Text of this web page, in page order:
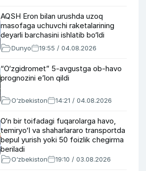
AQSH Eron bilan urushda uzoq
masofaga uchuvchi raketalarining
deyarli barchasini ishlatib bo‘ldi
Dunyo 19:55 / 04.08.2026
“O‘zgidromet” 5-avgustga ob-havo
prognozini e’lon qildi
O‘zbekiston 14:21 / 04.08.2026
O‘n bir toifadagi fuqarolarga havo,
temiryoʻl va shaharlararo transportda
bepul yurish yoki 50 foizlik chegirma
beriladi
O‘zbekiston 19:10 / 03.08.2026